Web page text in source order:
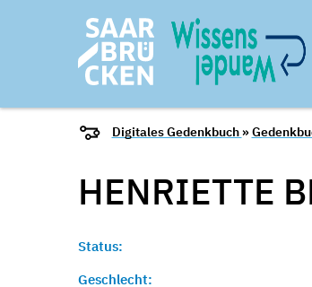
Digitales Gedenkbuch »
HENRIETTE
Status:
Geschlecht: